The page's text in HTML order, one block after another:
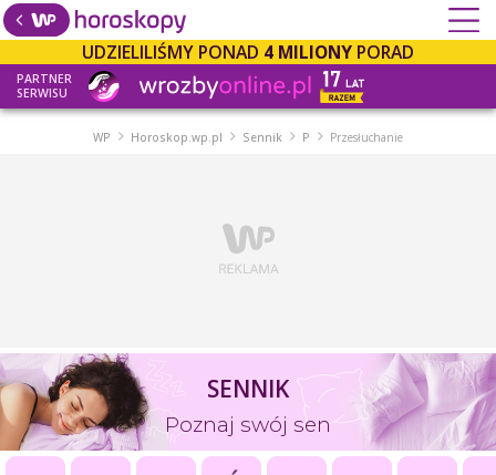
UDZIELILIŚMY PONAD 4 MILIONY PORAD
PARTNER
SERWISU
WP Horoskop.wp.pl Sennik P Przesłuchanie
SENNIK
Poznaj swój sen